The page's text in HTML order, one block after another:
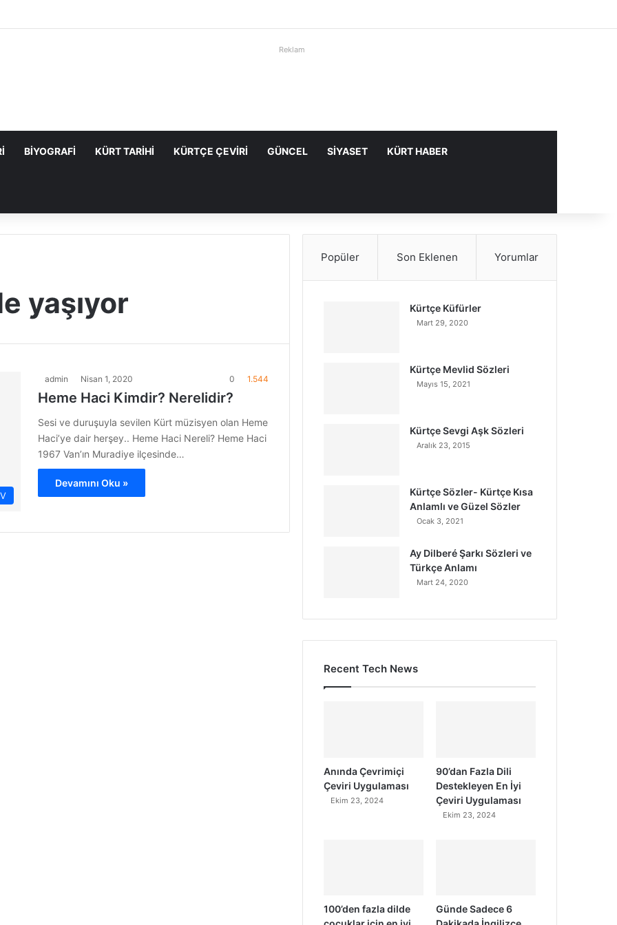
Reklam
BIYOGRAFI KÜRT TARIHI KÜRTÇE ÇEVIRI GÜNCEL SIYASET KÜRT HABER
yaşıyor
admin Nisan 1, 2020 0 1.544
Heme Haci Kimdir? Nerelidir?
Sesi ve duruşuyla sevilen Kürt müzisyen olan Heme
Haci’ye dair herşey.. Heme Haci Nereli? Heme Haci
1967 Van’ın Muradiye ilçesinde…
Devamını Oku »
Popüler Son Eklenen Yorumlar
Kürtçe Küfürler
Mart 29, 2020
Kürtçe Mevlid Sözleri
Mayıs 15, 2021
Kürtçe Sevgi Aşk Sözleri
Aralık 23, 2015
Kürtçe Sözler- Kürtçe Kısa
Anlamlı ve Güzel Sözler
Ocak 3, 2021
Ay Dilberé Şarkı Sözleri ve
Türkçe Anlamı
Mart 24, 2020
Recent Tech News
Anında Çevrimiçi
Çeviri Uygulaması
Ekim 23, 2024
90’dan Fazla Dili
Destekleyen En İyi
Çeviri Uygulaması
Ekim 23, 2024
100’den fazla dilde
Günde Sadece 6